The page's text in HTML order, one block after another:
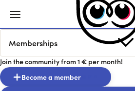
Memberships
Join the community from1 € per month!
Become a member